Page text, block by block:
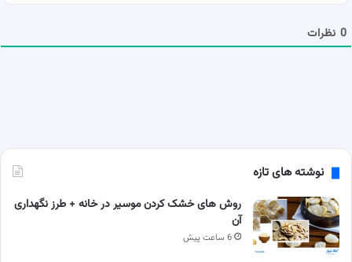
م
0 نظرات
نوشته های تازه
روش های خشک کردن موسیر در خانه + طرز نگهداری
آن
6 ساعت پیش